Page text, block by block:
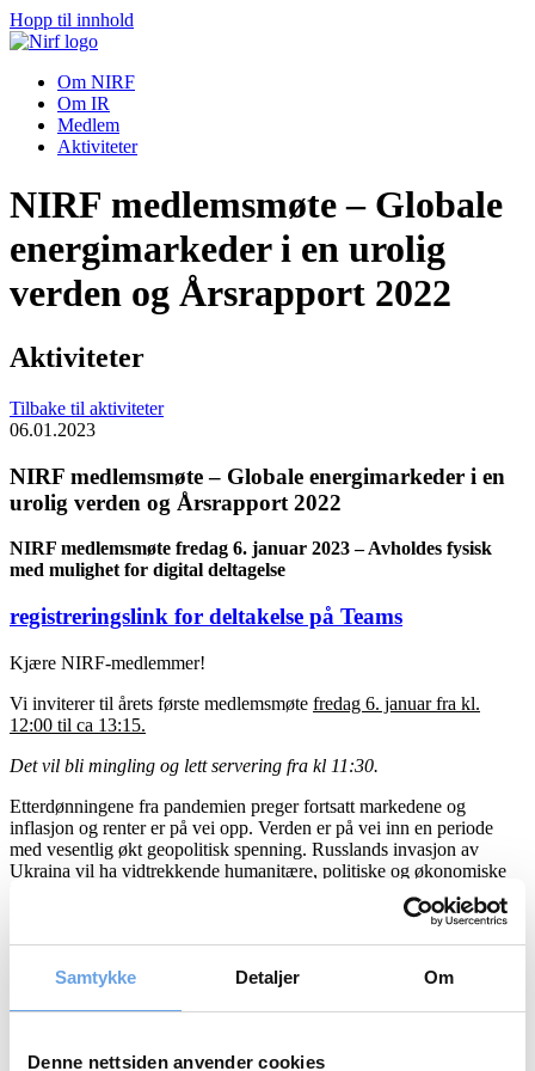
Samtykke Detaljer Om
Denne nettsiden anvender cookies
Hopp til innhold
Om NIRF
Om IR
Medlem
Aktiviteter
NIRF medlemsmøte – Globale
energimarkeder i en urolig
verden og Årsrapport 2022
Aktiviteter
Tilbake til aktiviteter
06.01.2023
NIRF medlemsmøte – Globale energimarkeder i en
urolig verden og Årsrapport 2022
NIRF medlemsmøte fredag 6. januar 2023 – Avholdes fysisk
med mulighet for digital deltagelse
registreringslink for deltakelse på Teams
Kjære NIRF-medlemmer!
Vi inviterer til årets første medlemsmøte fredag 6. januar fra kl.
12:00 til ca 13:15.
Det vil bli mingling og lett servering fra kl 11:30.
Etterdønningene fra pandemien preger fortsatt markedene og
inflasjon og renter er på vei opp. Verden er på vei inn en periode
med vesentlig økt geopolitisk spenning. Russlands invasjon av
Ukraina vil ha vidtrekkende humanitære, politiske og økonomiske
konsekvenser og stormaktsrivaliseringen mellom USA og Kina blir
tydeligere. Disse forholdene vil påvirke alle børsnoterte selskap i
Med dette bakteppet har NIRF gleden av å invitere til medlemsmøte
Global External Analysis Eirik Wærness. Wærness har bred erfaring
organisasjoner, akademia og privat sektor. Han vil snakke om